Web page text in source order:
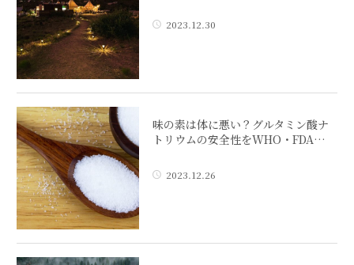
2023.12.30
味の素は体に悪い？グルタミン酸ナ
トリウムの安全性をWHO・FDA…
2023.12.26